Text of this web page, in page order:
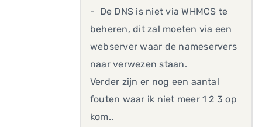
- De DNS is niet via WHMCS te
beheren, dit zal moeten via een
webserver waar de nameservers
naar verwezen staan.
Verder zijn er nog een aantal
fouten waar ik niet meer 1 2 3 op
kom..